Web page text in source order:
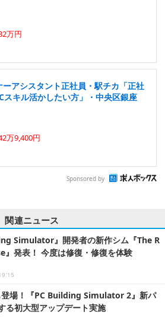
万円
アシスタント正社員・駅チカ「正社
キル活かしたい方」・中央区銀座
万9,400円
Sponsored by
関連ニュース
Simulator』開発者の新作シム『The R
発表！ 今度は修復・修復を体験
登場！『PC Building Simulator 2』新パ
る初大型アップデート実施